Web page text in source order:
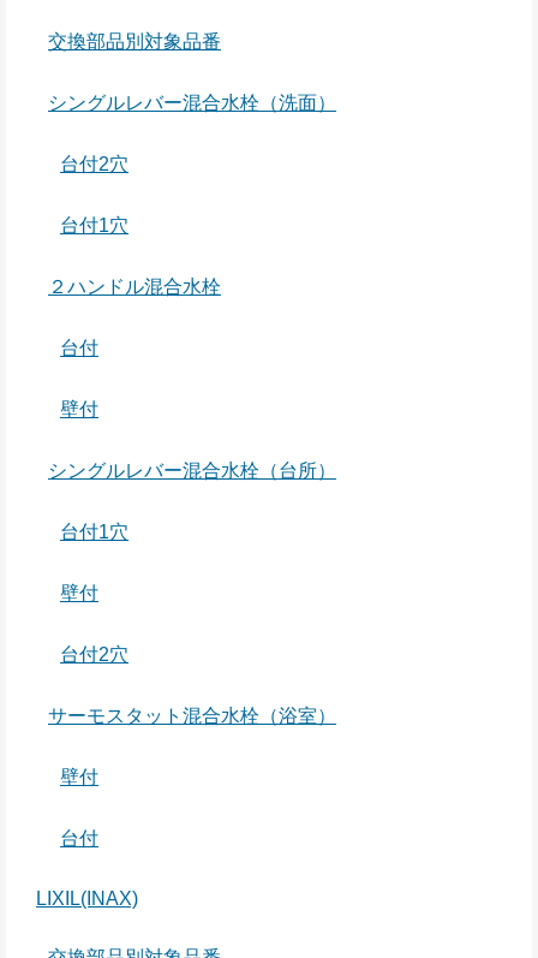
交換部品別対象品番
シングルレバー混合水栓（洗面）
台付2穴
台付1穴
２ハンドル混合水栓
台付
壁付
シングルレバー混合水栓（台所）
台付1穴
壁付
台付2穴
サーモスタット混合水栓（浴室）
壁付
台付
LIXIL(INAX)